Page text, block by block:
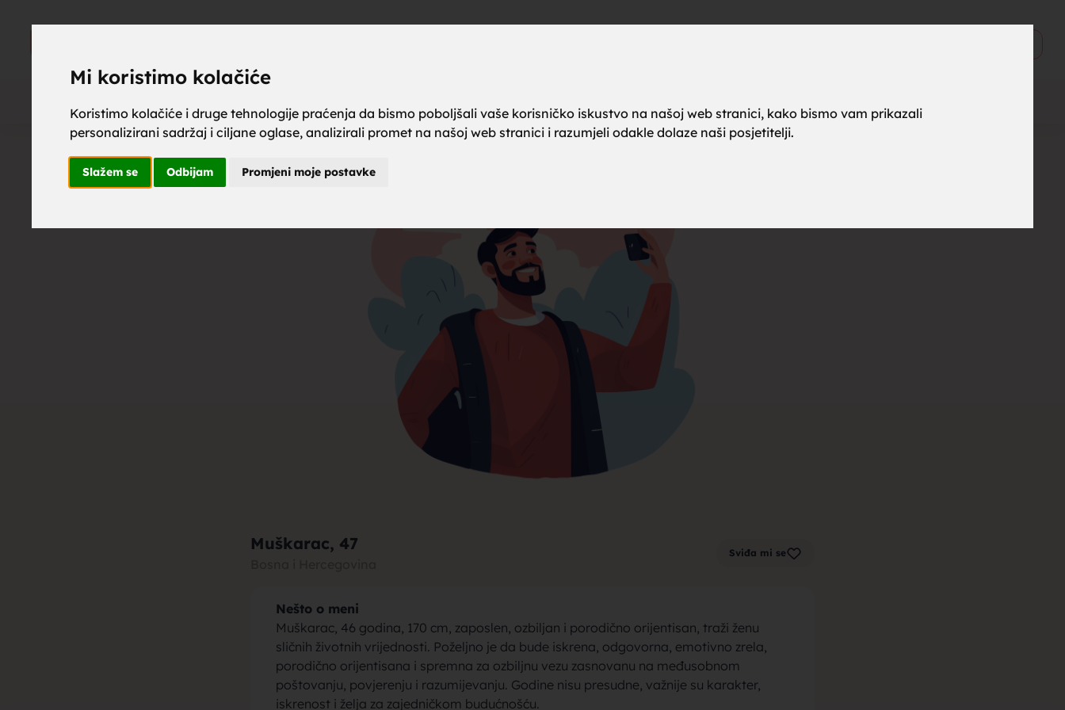
Mi koristimo kolačiće
Koristimo kolačiće i druge tehnologije praćenja da bismo poboljšali vaše korisničko iskustvo na našoj web stranici, kako bismo vam prikazali
personalizirani sadržaj i ciljane oglase, analizirali promet na našoj web stranici i razumjeli odakle dolaze naši posjetitelji.
Slažem se Odbijam Promjeni moje postavke
Muškarac, 47 Sviđa mi se
Nešto o meni
Muškarac, 46 godina, 170 cm, zaposlen, ozbiljan i porodično orijentisan, traži ženu
sličnih životnih vrijednosti. Poželjno je da bude iskrena, odgovorna, emotivno zrela,
porodično orijentisana i spremna za ozbiljnu vezu zasnovanu na međusobnom
poštovanju, povjerenju i razumijevanju. Godine nisu presudne, važnije su karakter,
iskrenost i želja za zajedničkom budućnošću.
upoznaj za brak, zene za
brak, muskarci za brak,
upoznavanje za brak, tražim
muza za brak, tražim zenu za
brak, devojke za brak sa sela,
momci za brak sa sela, trazim